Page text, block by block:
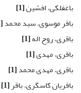
باغفلکی، افشین[1]
باقر موسوی، سید محمد[1]
باقری، روح اله[1]
باقری، مهدی[1]
باقری، مهدی محمد[1]
باقریان کاسگری، باقر[1]